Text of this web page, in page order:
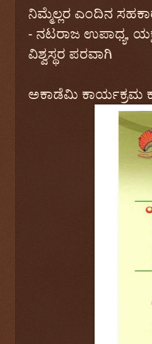
ನಿಮ್ಮೆಲ್ಲರ ಎಂದಿನ
- ನಟರಾಜ ಉಪಾಧ್ಯ,
ವಿಶ್ವಸ್ಥರ ಪರವಾಗಿ
ಅಕಾಡೆಮಿ ಕಾರ್ಯಕ್ರಮ